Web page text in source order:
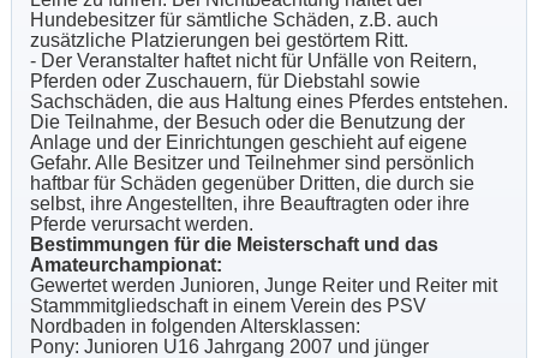
Hundebesitzer für sämtliche Schäden, z.B. auch
zusätzliche Platzierungen bei gestörtem Ritt.
- Der Veranstalter haftet nicht für Unfälle von Reitern,
Pferden oder Zuschauern, für Diebstahl sowie
Sachschäden, die aus Haltung eines Pferdes entstehen.
Die Teilnahme, der Besuch oder die Benutzung der
Anlage und der Einrichtungen geschieht auf eigene
Gefahr. Alle Besitzer und Teilnehmer sind persönlich
haftbar für Schäden gegenüber Dritten, die durch sie
selbst, ihre Angestellten, ihre Beauftragten oder ihre
Pferde verursacht werden.
Bestimmungen für die Meisterschaft und das
Amateurchampionat:
Gewertet werden Junioren, Junge Reiter und Reiter mit
Stammmitgliedschaft in einem Verein des PSV
Nordbaden in folgenden Altersklassen:
Pony: Junioren U16 Jahrgang 2007 und jünger